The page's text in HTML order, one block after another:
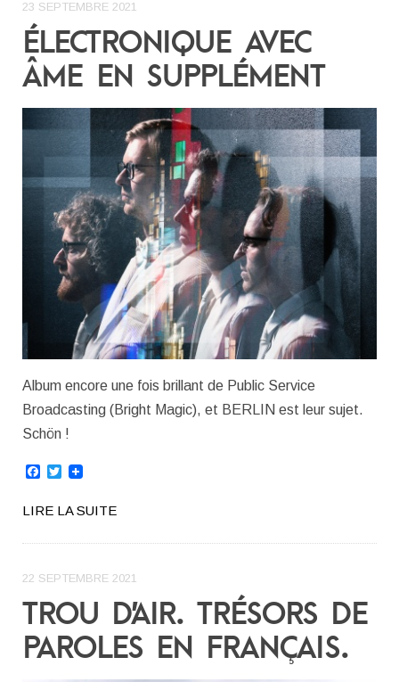
23 SEPTEMBRE 2021
ÉLECTRONIQUE AVEC
ÂME EN SUPPLÉMENT
Album encore une fois brillant de Public Service
Broadcasting (Bright Magic), et BERLIN est leur sujet.
Schön !
Facebook
Twitter
LIRE LA SUITE
22 SEPTEMBRE 2021
TROU D’AIR. TRÉSORS DE
PAROLES EN FRANÇAIS.